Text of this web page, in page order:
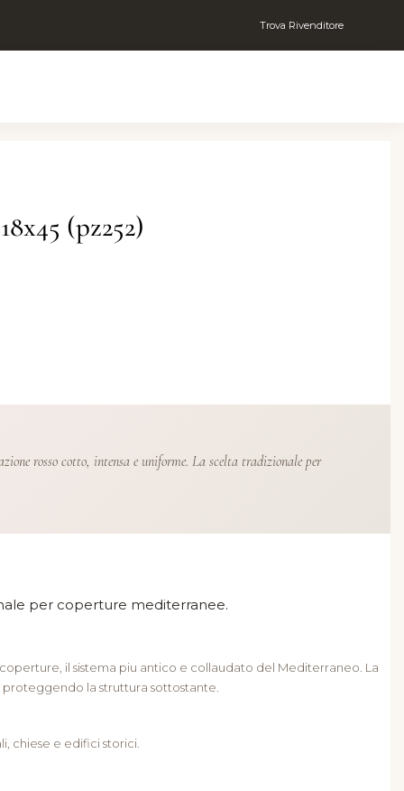
Trova Rivenditore
(pz252)
rosso cotto, intensa e uniforme. La scelta tradizionale per
per coperture mediterranee.
il sistema piu antico e collaudato del Mediterraneo. La
la struttura sottostante.
chiese e edifici storici.